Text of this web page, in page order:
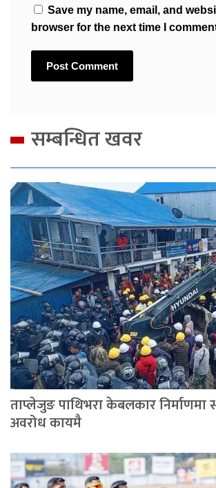
Save my name, email, and
browser for the next time I
सम्बन्धित खवर
ताप्लेजुङ पाथिभरा केबलकार निर्माणमा
अवरोध कायमै